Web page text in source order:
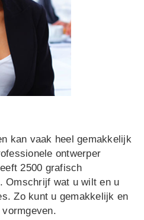
kan vaak heel gemakkelijk
ontwerper
2500 grafisch
Omschrijf wat u wilt en u
Zo kunt u gemakkelijk en